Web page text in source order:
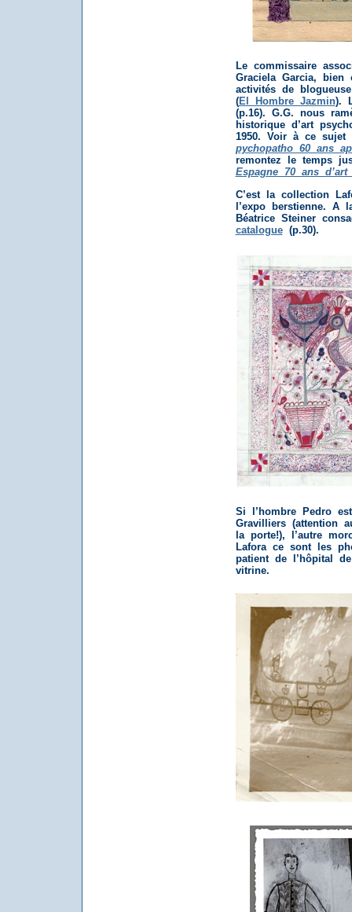
Le commissaire
Graciela Garcia,
activités de
(El Hombre Jazmin).
(p.16). G.G. nous
historique d’art
1950. Voir à ce
pychopatho 60 ans
remontez le temps
Espagne 70 ans
C’est la collection
l’expo berstienne. A
Béatrice Steiner
catalogue(p.30).
Si l’hombre Pedro
Gravilliers (attention
la porte!), l’autre
Lafora ce sont les
patient de l’hôpital
vitrine.